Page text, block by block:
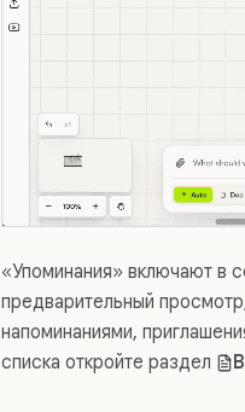
«Упоминания» включают в
предварительный
напоминаниями,
списка откройте раздел